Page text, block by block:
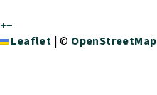
+−
Leaflet |© OpenStreetMap